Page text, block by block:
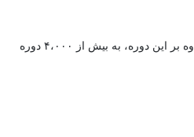
با خرید اشتراک مکتب‌پلاس، علاوه بر این دوره، به بیش از ۴،۰۰۰ دوره